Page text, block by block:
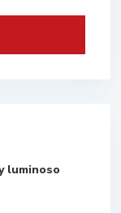
luminoso